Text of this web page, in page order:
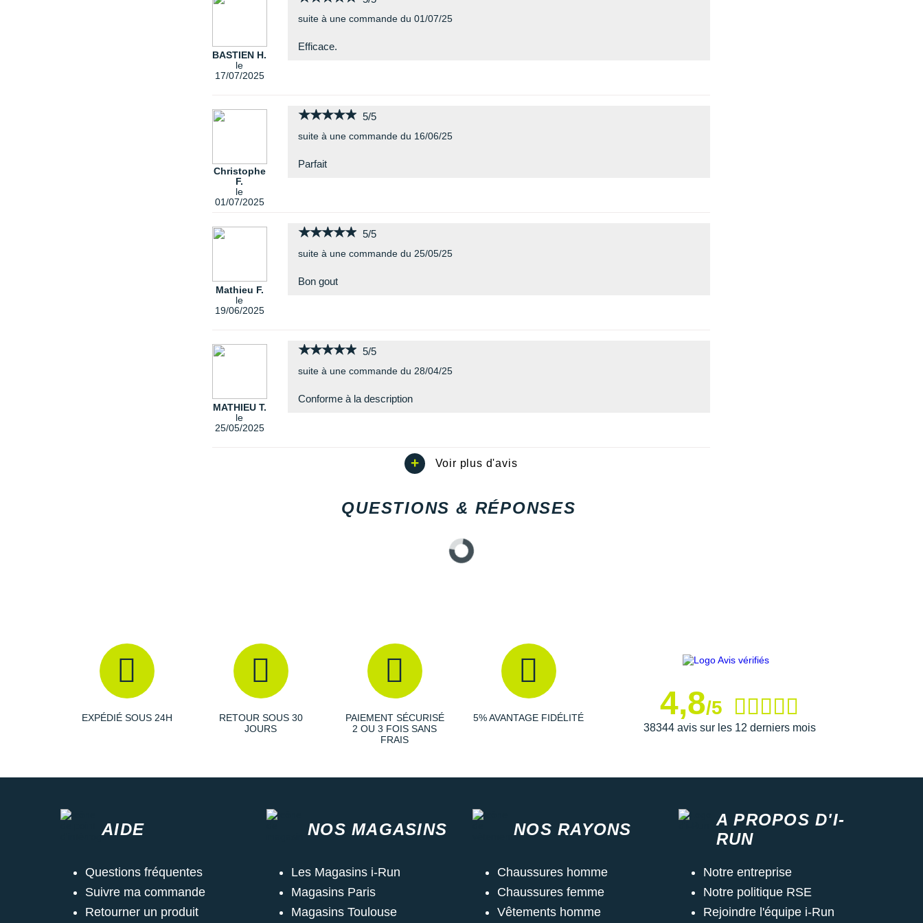
BASTIEN H.
le
17/07/2025
suite à une commande du 01/07/25
Efficace.
Christophe
F.
le
01/07/2025
★★★★★
★★★★★ 5/5
suite à une commande du 16/06/25
Parfait
Mathieu F.
le
19/06/2025
★★★★★
★★★★★ 5/5
suite à une commande du 25/05/25
Bon gout
MATHIEU T.
le
25/05/2025
★★★★★
★★★★★ 5/5
suite à une commande du 28/04/25
Conforme à la description
QUESTIONS & RÉPONSES
EXPÉDIÉ SOUS 24H
RETOUR SOUS 30
JOURS
PAIEMENT SÉCURISÉ
2 OU 3 FOIS SANS
FRAIS
5% AVANTAGE FIDÉLITÉ 4,8/5
38344 avis sur les 12 derniers mois
AIDE
Questions fréquentes
Suivre ma commande
Retourner un produit
NOS MAGASINS
Les Magasins i-Run
Magasins Paris
Magasins Toulouse
NOS RAYONS
Chaussures homme
Chaussures femme
Vêtements homme
A PROPOS D'I-
RUN
Notre entreprise
Notre politique RSE
Rejoindre l'équipe i-Run